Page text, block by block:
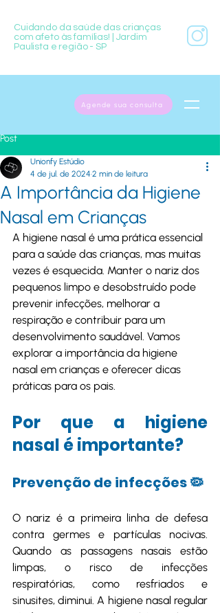
Agende sua consulta
Cuidando da saúde das crianças
com afeto às famílias! | Jardim
Paulista e região - SP
Post
A Importância da Higiene
Nasal em Crianças
Unionfy Estúdio
4 de jul. de 2024 2 min de leitura
A higiene nasal é uma prática essencial
para a saúde das crianças, mas muitas
vezes é esquecida. Manter o nariz dos
pequenos limpo e desobstruído pode
prevenir infecções, melhorar a
respiração e contribuir para um
desenvolvimento saudável. Vamos
explorar a importância da higiene
nasal em crianças e oferecer dicas
práticas para os pais.
Por que a higiene
nasal é importante?
Prevenção de infecções 🦠
O nariz é a primeira linha de defesa
contra germes e partículas nocivas.
Quando as passagens nasais estão
limpas, o risco de infecções
respiratórias, como resfriados e
sinusites, diminui. A higiene nasal regular